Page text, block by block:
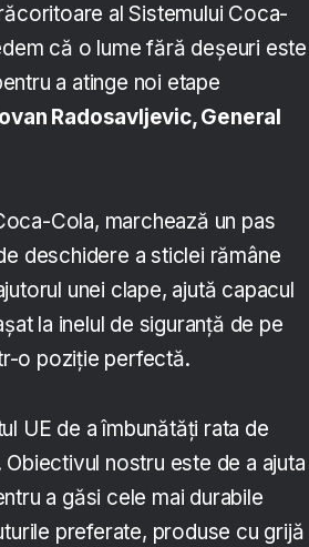
al Sistemului Coca-
că o lume fără deșeuri este
a atinge noi etape
Radosavljevic, General
Cola, marchează un pas
deschidere a sticlei rămâne
unei clape, ajută capacul
la inelul de siguranță de pe
o poziție perfectă.
UE de a îmbunătăți rata de
nostru este de a ajuta
a găsi cele mai durabile
preferate, produse cu grijă